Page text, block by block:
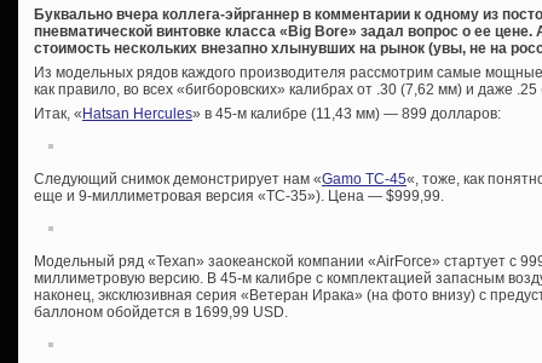
Буквально вчера коллега-эйрганнер в комментарии к одному из
пневматической винтовке класса «Big Bore» задал вопрос о ее цене.
стоимость нескольких внезапно хлынувших на рынок (увы, не на
Из модельных рядов каждого производителя рассмотрим самые мощные
как правило, во всех «бигборовских» калибрах от .30 (7,62 мм) и даже
Итак, «Hatsan Hercules» в 45-м калибре (11,43 мм) — 899 долларов:
Следующий снимок демонстрирует нам «Gamo TC-45«, тоже, как
еще и 9-миллиметровая версия «TC-35»). Цена — $999,99.
Модельный ряд «Texan» заокеанской компании «AirForce» стартует с
миллиметровую версию. В 45-м калибре с комплектацией запасным
наконец, эксклюзивная серия «Ветеран Ирака» (на фото внизу) с
баллоном обойдется в 1699,99 USD.